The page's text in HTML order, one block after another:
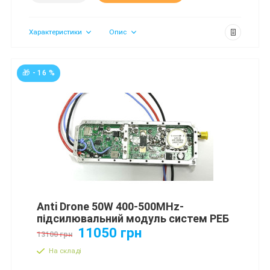
Характеристики Опис
🎁 - 16 %
Anti Drone 50W 400-500MHz-
підсилювальний модуль систем РЕБ
13100 грн 11050 грн
На складі